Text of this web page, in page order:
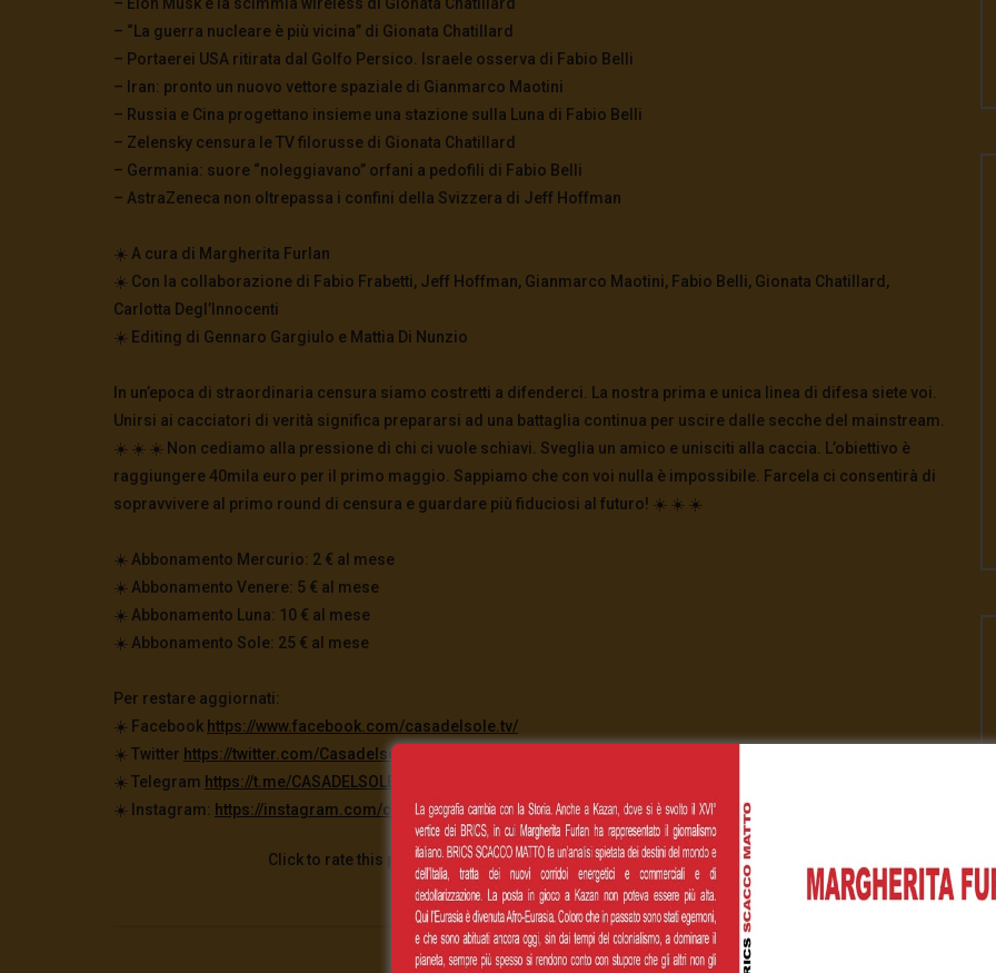
– “La guerra nucleare è più vicina” di Gionata Chatillard
– Portaerei USA ritirata dal Golfo Persico. Israele osserva di Fabio Belli
– Iran: pronto un nuovo vettore spaziale di Gianmarco Maotini
– Russia e Cina progettano insieme una stazione sulla Luna di Fabio Belli
– Zelensky censura le TV filorusse di Gionata Chatillard
– Germania: suore “noleggiavano” orfani a pedofili di Fabio Belli
– AstraZeneca non oltrepassa i confini della Svizzera di Jeff Hoffman
☀️ A cura di Margherita Furlan
☀️ Con la collaborazione di Fabio Frabetti, Jeff Hoffman, Gianmarco Maotini, Fabio Belli, Gionata Chatillard,
Carlotta Degl’Innocenti
☀️ Editing di Gennaro Gargiulo e Mattia Di Nunzio
In un’epoca di straordinaria censura siamo costretti a difenderci. La nostra prima e unica linea di difesa siete voi.
Unirsi ai cacciatori di verità significa prepararsi ad una battaglia continua per uscire dalle secche del mainstream.
☀️ ☀️ ☀️ Non cediamo alla pressione di chi ci vuole schiavi. Sveglia un amico e unisciti alla caccia. L’obiettivo è
raggiungere 40mila euro per il primo maggio. Sappiamo che con voi nulla è impossibile. Farcela ci consentirà di
sopravvivere al primo round di censura e guardare più fiduciosi al futuro! ☀️ ☀️ ☀️
☀️ Abbonamento Mercurio: 2 € al mese
☀️ Abbonamento Venere: 5 € al mese
☀️ Abbonamento Luna: 10 € al mese
☀️ Abbonamento Sole: 25 € al mese
Per restare aggiornati:
☀️ Facebook https://www.facebook.com/casadelsole.tv/
☀️ Twitter https://twitter.com/CasadelsoleTv
☀️ Telegram https://t.me/CASADELSOLETV
☀️ Instagram: https://instagram.com/casadelsoletv
Click to rate this post! [Total:0Average: